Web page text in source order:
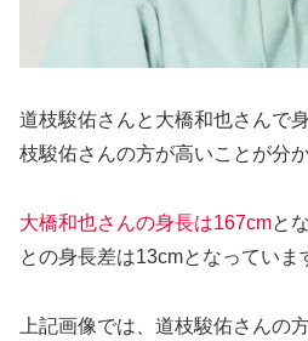
道枝駿佑さんと大橋和也さんで
枝駿佑さんの方が高いことが分か
大橋和也さんの身長は167cmと
との身長差は13cmとなっていま
上記画像では、道枝駿佑さんの